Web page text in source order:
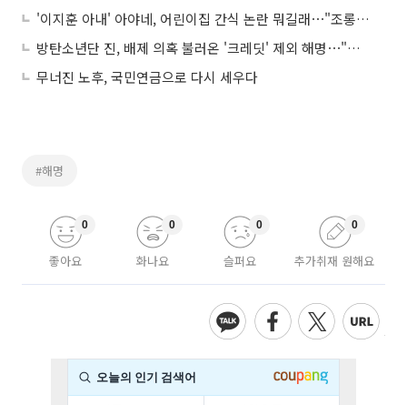
'이지훈 아내' 아야네, 어린이집 간식 논란 뭐길래⋯"조롱 대상 돼 속상"
방탄소년단 진, 배제 의혹 불러온 '크레딧' 제외 해명⋯"당시 최선의 선택"
무너진 노후, 국민연금으로 다시 세우다
#해명
좋아요
0
화나요
0
슬퍼요
0
추가취재 원해요
0